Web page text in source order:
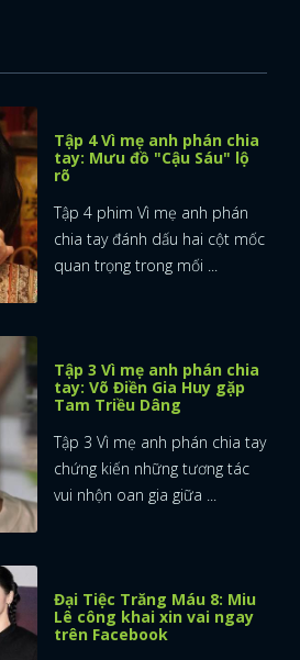
Tập 4 Vì mẹ anh phán chia
tay: Mưu đồ "Cậu Sáu" lộ
rõ
Tập 4 phim Vì mẹ anh phán
chia tay đánh dấu hai cột mốc
quan trọng trong mối ...
Tập 3 Vì mẹ anh phán chia
tay: Võ Điền Gia Huy gặp
Tam Triều Dâng
Tập 3 Vì mẹ anh phán chia tay
chứng kiến những tương tác
vui nhộn oan gia giữa ...
Đại Tiệc Trăng Máu 8: Miu
Lê công khai xin vai ngay
trên Facebook